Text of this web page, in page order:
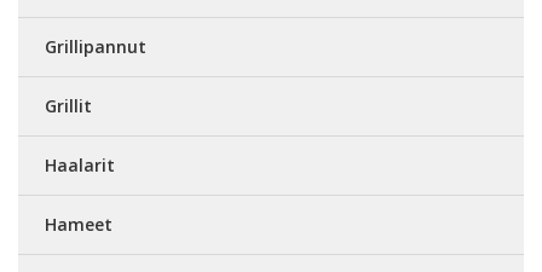
Grillipannut
Grillit
Haalarit
Hameet